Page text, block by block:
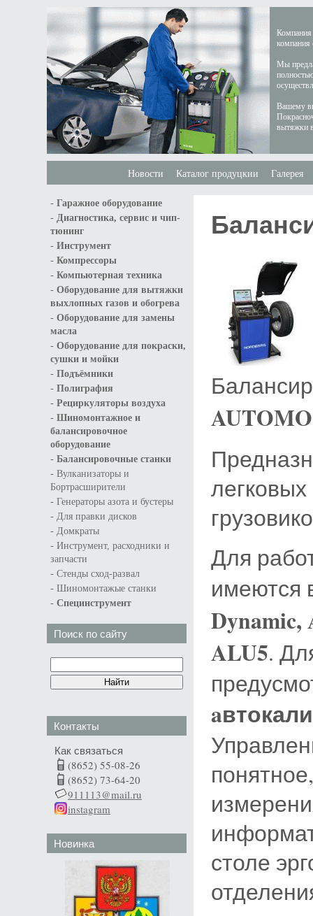
Компания
компания
Мы
Вашему
вытяжки
Новости Каталог продуцкии Галерея
- Гаражное оборудование
- Диагностика, сервис и чип-
тюнинг
- Инструмент
- Компрессоры
- Компьютерная техника
- Оборудование для вытяжки
выхлопных газов и обогрева
- Оборудование для замены
масла
- Оборудование для покраски,
сушки и мойки
- Подъёмники
- Полиграфия
- Рециркуляторы воздуха
- Шиномонтажное и
балансировочное
оборудование
- Балансировочные станки
- Вулканизаторы и
Бортрасширители
- Генераторы азота и бустеры
- Для правки дисков
- Домкраты
- Инструмент, расходники и
запчасти
- Стенды сход-развал
- Шиномонтажые станки
- Специнструмент
Поиск по сайту
Контакты
Как связаться
(8652) 55-08-26
(8652) 73-64-20
911113@mail.ru
instagram
Новинка
Для
имеются
Dynamic,
ALU5.
столе